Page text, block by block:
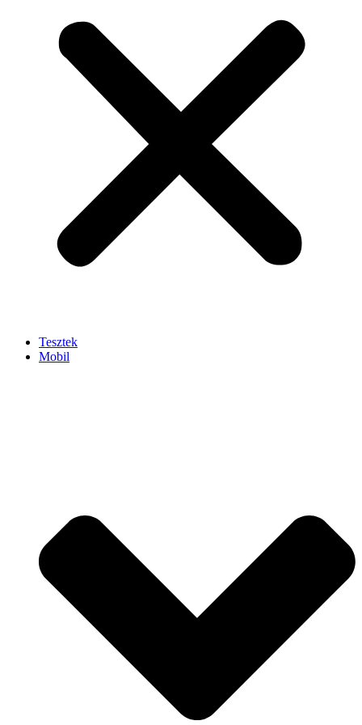
Tesztek
Mobil